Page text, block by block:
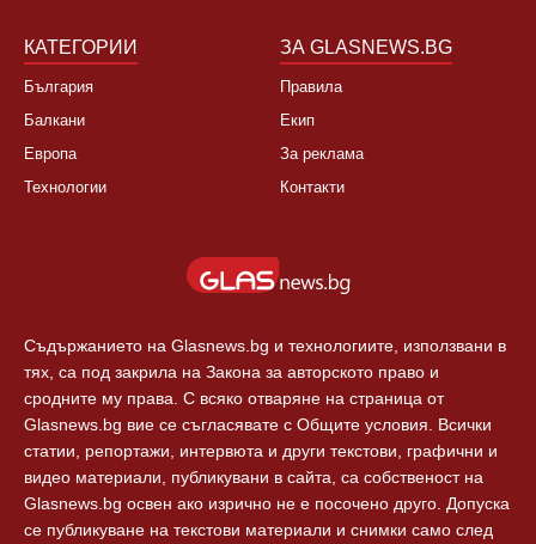
КАТЕГОРИИ
България
Балкани
Европа
Технологии
ЗА GLASNEWS.BG
Правила
Екип
За реклама
Контакти
Съдържанието на Glasnews.bg и технологиите, използвани в
тях, са под закрила на Закона за авторското право и
сродните му права. С всяко отваряне на страница от
Glasnews.bg вие се съгласявате с Общите условия. Всички
статии, репортажи, интервюта и други текстови, графични и
видео материали, публикувани в сайта, са собственост на
Glasnews.bg освен ако изрично не е посочено друго. Допуска
се публикуване на текстови материали и снимки само след